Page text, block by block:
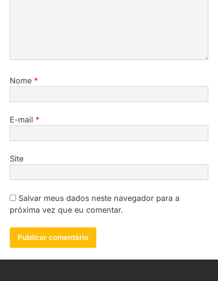
Nome *
E-mail *
Site
Salvar meus dados neste navegador para a
próxima vez que eu comentar.